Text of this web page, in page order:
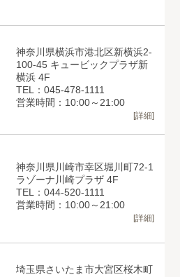
神奈川県横浜市港北区新横浜2-
100-45 キュービックプラザ新
横浜 4F
TEL：045-478-1111
営業時間：10:00～21:00
[詳細]
神奈川県川崎市幸区堀川町72-1
ラゾーナ川崎プラザ 4F
TEL：044-520-1111
営業時間：10:00～21:00
[詳細]
埼玉県さいたま市大宮区桜木町